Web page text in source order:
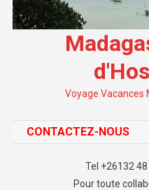
Voyage Vacances
CONTACTEZ-NOUS
Tel +26132
Pour toute